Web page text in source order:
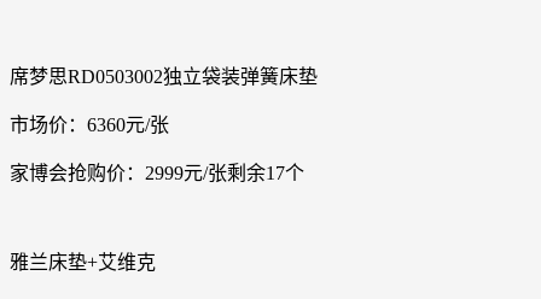
席梦思RD0503002独立袋装弹簧床垫
市场价：6360元/张
家博会抢购价：2999元/张剩余17个
雅兰床垫+艾维克